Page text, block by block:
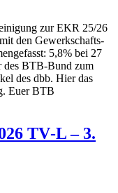
zur EKR 25/26
den Gewerk­schafts­
5,8% bei 27
des BTB-Bund zum
des dbb. Hier das
Euer BTB
TV‑L – 3.